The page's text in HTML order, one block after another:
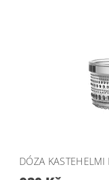
DÓZA